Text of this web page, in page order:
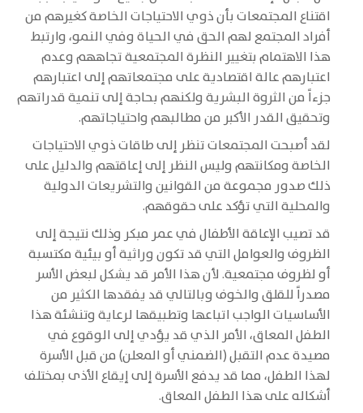
اقتناع المجتمعات بأن ذوي الاحتياجات الخاصة كغيرهم من
أفراد المجتمع لهم الحق في الحياة وفي النمو، وارتبط
هذا الاهتمام بتغيير النظرة المجتمعية تجاههم وعدم
اعتبارهم عالة اقتصادية على مجتمعاتهم إلى اعتبارهم
جزءاً من الثروة البشرية ولكنهم بحاجة إلى تنمية قدراتهم
وتحقيق القدر الأكبر من مطالبهم واحتياجاتهم.‏
لقد أصبحت المجتمعات تنظر إلى طاقات ذوي الاحتياجات
الخاصة ومكانتهم وليس النظر إلى إعاقتهم والدليل على
ذلك صدور مجموعة من القوانين والتشريعات الدولية
والمحلية التي تؤكد على حقوقهم.‏
قد تصيب الإعاقة الأطفال في عمر مبكر وذلك نتيجة إلى
الظروف والعوامل التي قد تكون وراثية أو بيئية مكتسبة
أو لظروف مجتمعية. لأن هذا الأمر قد يشكل لبعض الأسر
مصدراً للقلق والخوف وبالتالي قد يفقدها الكثير من
الأساسيات الواجب اتباعها وتطبيقها لرعاية وتنشئة هذا
الطفل المعاق، الأمر الذي قد يؤدي إلى الوقوع في
مصيدة عدم التقبل (الضمني أو المعلن) من قبل الأسرة
لهذا الطفل، مما قد يدفع الأسرة إلى إيقاع الأذى بمختلف
أشكاله على هذا الطفل المعاق.